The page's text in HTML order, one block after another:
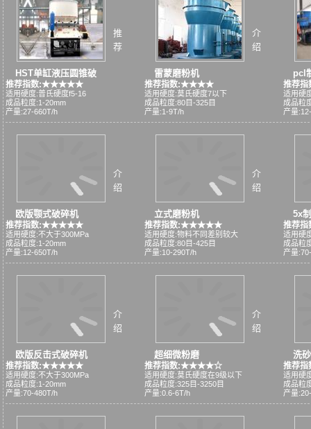
HST单缸液压圆锥破
推荐指数:★★★★★
适用硬度:普氏硬度f5-16
成品粒度:1-20mm
产量:27-660T/h
推
荐
雷蒙磨粉机
推荐指数:★★★★
适用硬度:莫氏硬度7以下
成品粒度:80目-325目
产量:1-9T/h
介
绍
pcl
推荐
适用硬
成品粒
产量
欧版颚式破碎机
推荐指数:★★★★★
适用硬度:不大于300MPa
成品粒度:1-20mm
产量:12-650T/h
介
绍
立式磨粉机
推荐指数:★★★★★
适用硬度:物料不同差别较大
成品粒度:80目-425目
产量:10-290T/h
介
绍
5x
推荐
适用硬
成品粒
产量
欧版反击式破碎机
推荐指数:★★★★★
适用硬度:不大于300MPa
成品粒度:1-20mm
产量:70-480T/h
介
绍
超细微粉磨
推荐指数:★★★★☆
适用硬度:莫氏硬度在9级以下
成品粒度:325目-3250目
产量:0.6-6T/h
介
绍
洗
推荐
适用硬
成品粒
产量